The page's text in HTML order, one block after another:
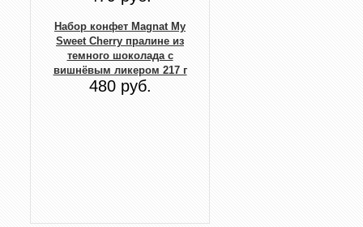
Набор конфет Magnat My
Sweet Cherry пралине из
темного шоколада с
вишнёвым ликером 217 г
480 руб.